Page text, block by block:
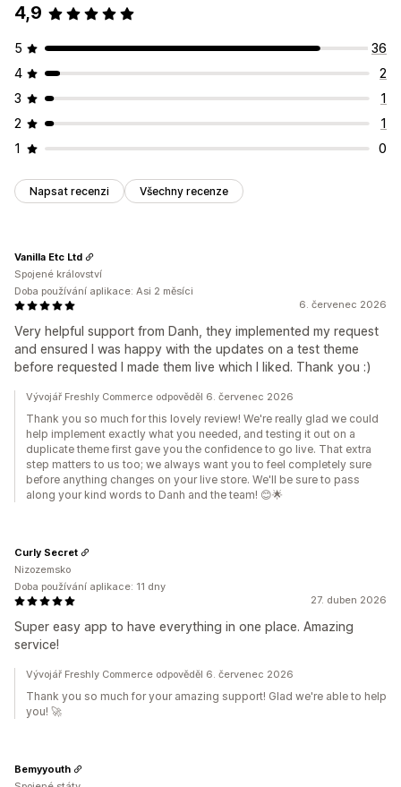
4,9
5
36
4
2
3
1
2
1
1
0
Napsat recenzi Všechny recenze
6. červenec 2026
Very helpful support from Danh, they implemented my request
and ensured I was happy with the updates on a test theme
before requested I made them live which I liked. Thank you :)
Vanilla Etc Ltd
Spojené království
Doba používání aplikace: Asi 2 měsíci
Vývojář Freshly Commerce odpověděl 6. červenec 2026
Thank you so much for this lovely review! We're really glad we could
help implement exactly what you needed, and testing it out on a
duplicate theme first gave you the confidence to go live. That extra
step matters to us too; we always want you to feel completely sure
before anything changes on your live store. We'll be sure to pass
along your kind words to Danh and the team! 😊🌟
27. duben 2026
Super easy app to have everything in one place. Amazing
service!
Curly Secret
Nizozemsko
Doba používání aplikace: 11 dny
Vývojář Freshly Commerce odpověděl 6. červenec 2026
Thank you so much for your amazing support! Glad we're able to help
you! 🚀
Bemyyouth